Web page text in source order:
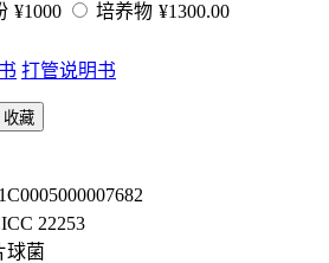
¥1000 培养物 ¥1300.00
打管说明书
收藏
22253
球菌